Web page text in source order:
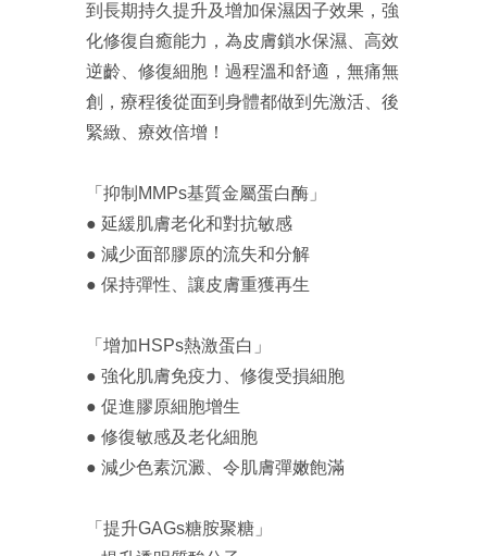
到長期持久提升及增加保濕因子效果，強
化修復自癒能力，為皮膚鎖水保濕、高效
逆齡、修復細胞！過程溫和舒適，無痛無
創，療程後從面到身體都做到先激活、後
緊緻、療效倍增！
「抑制MMPs基質金屬蛋白酶」
● 延緩肌膚老化和對抗敏感
● 減少面部膠原的流失和分解
● 保持彈性、讓皮膚重獲再生
「增加HSPs熱激蛋白」
● 強化肌膚免疫力、修復受損細胞
● 促進膠原細胞增生
● 修復敏感及老化細胞
● 減少色素沉澱、令肌膚彈嫩飽滿
「提升GAGs糖胺聚糖」